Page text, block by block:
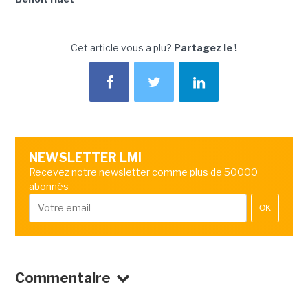
Cet article vous a plu? Partagez le !
NEWSLETTER LMI
Recevez notre newsletter comme plus de 50000
abonnés
OK
Commentaire